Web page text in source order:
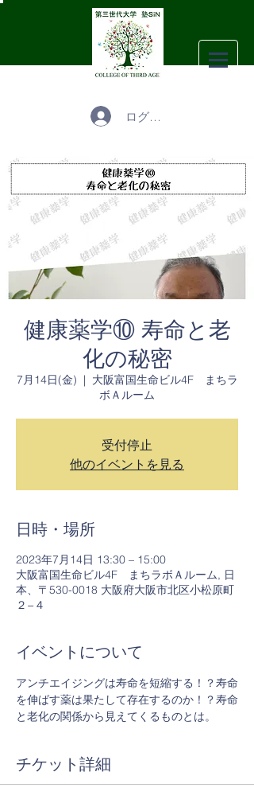
ログイン
健康薬学⑩ 寿命と老
化の秘密
7月14日(金)
  |
大阪富国生命ビル4F まちラ
ボＡルーム
受付停止
他のイベントを見る
日時・場所
2023年7月14日 13:30 – 15:00
大阪富国生命ビル4F まちラボＡルーム, 日
本、〒530-0018 大阪府大阪市北区小松原町
２−４
イベントについて
アンチエイジングは寿命を短縮する！？寿命
を伸ばす薬は果たして存在するのか！？寿命
と老化の関係から見えてくるものとは。
チケット詳細